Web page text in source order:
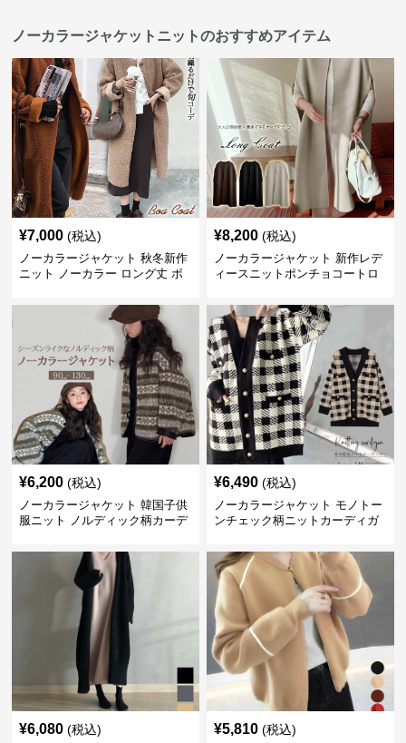
ノーカラージャケットニットのおすすめアイテム
¥7,000 (税込)
ノーカラージャケット 秋冬新作
ニット ノーカラー ロング丈 ボ
¥8,200 (税込)
ノーカラージャケット 新作レデ
ィースニットポンチョコートロ
¥6,200 (税込)
ノーカラージャケット 韓国子供
服ニット ノルディック柄カーデ
¥6,490 (税込)
ノーカラージャケット モノトー
ンチェック柄ニットカーディガ
¥6,080 (税込) ¥5,810 (税込)